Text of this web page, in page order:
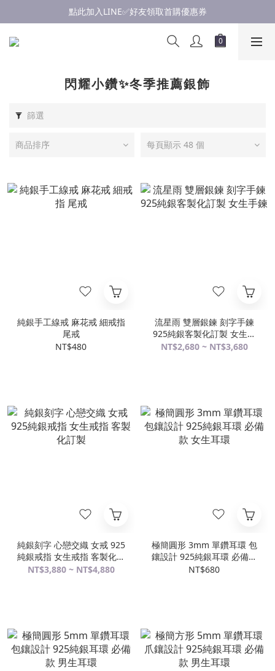
點此加入LINE✅好友領取首購優惠券
點此加入LINE✅好友領取首購優惠券
浪漫慶七夕💝銀飾滿$3000享優惠💝至8/19
閃耀小鑽✨冬季推薦銀飾
篩選
商品排序 每頁顯示 48 個
純銀手工線戒 麻花戒 細戒指
尾戒
NT$480
流星雨 雙層銀鍊 刻字手鍊
925純銀客製化訂製 女生手
鍊
NT$2,680 ~ NT$3,680
純銀刻字 心戀交織 女戒 925
純銀戒指 女生戒指 客製化訂
製
NT$3,880 ~ NT$4,880
極簡圓形 3mm 單鑽耳環 包
鑲設計 925純銀耳環 必備款
女生耳環
NT$680